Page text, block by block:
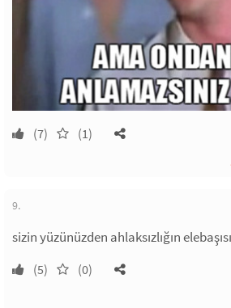
(7) (1)
9.
sizin yüzünüzden ahlaksızlığın
(5) (0)